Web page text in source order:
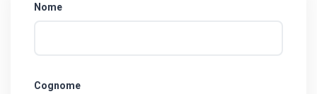
Nome
Cognome